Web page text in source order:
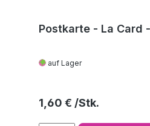
Postkarte - La Card
auf Lager
Regulärer Preis:
1,60 €